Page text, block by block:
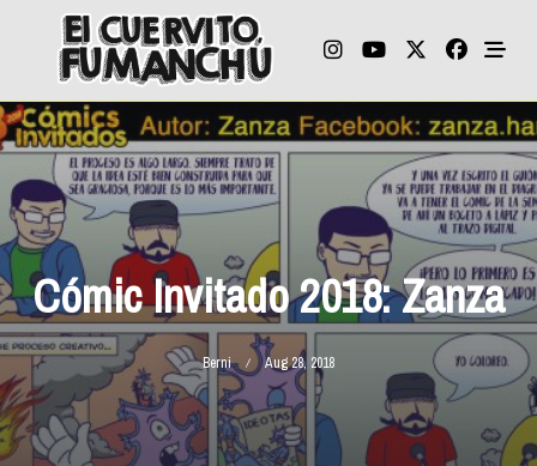
content
Cómic Invitado 2018: Zanza
Berni Aug 28, 2018